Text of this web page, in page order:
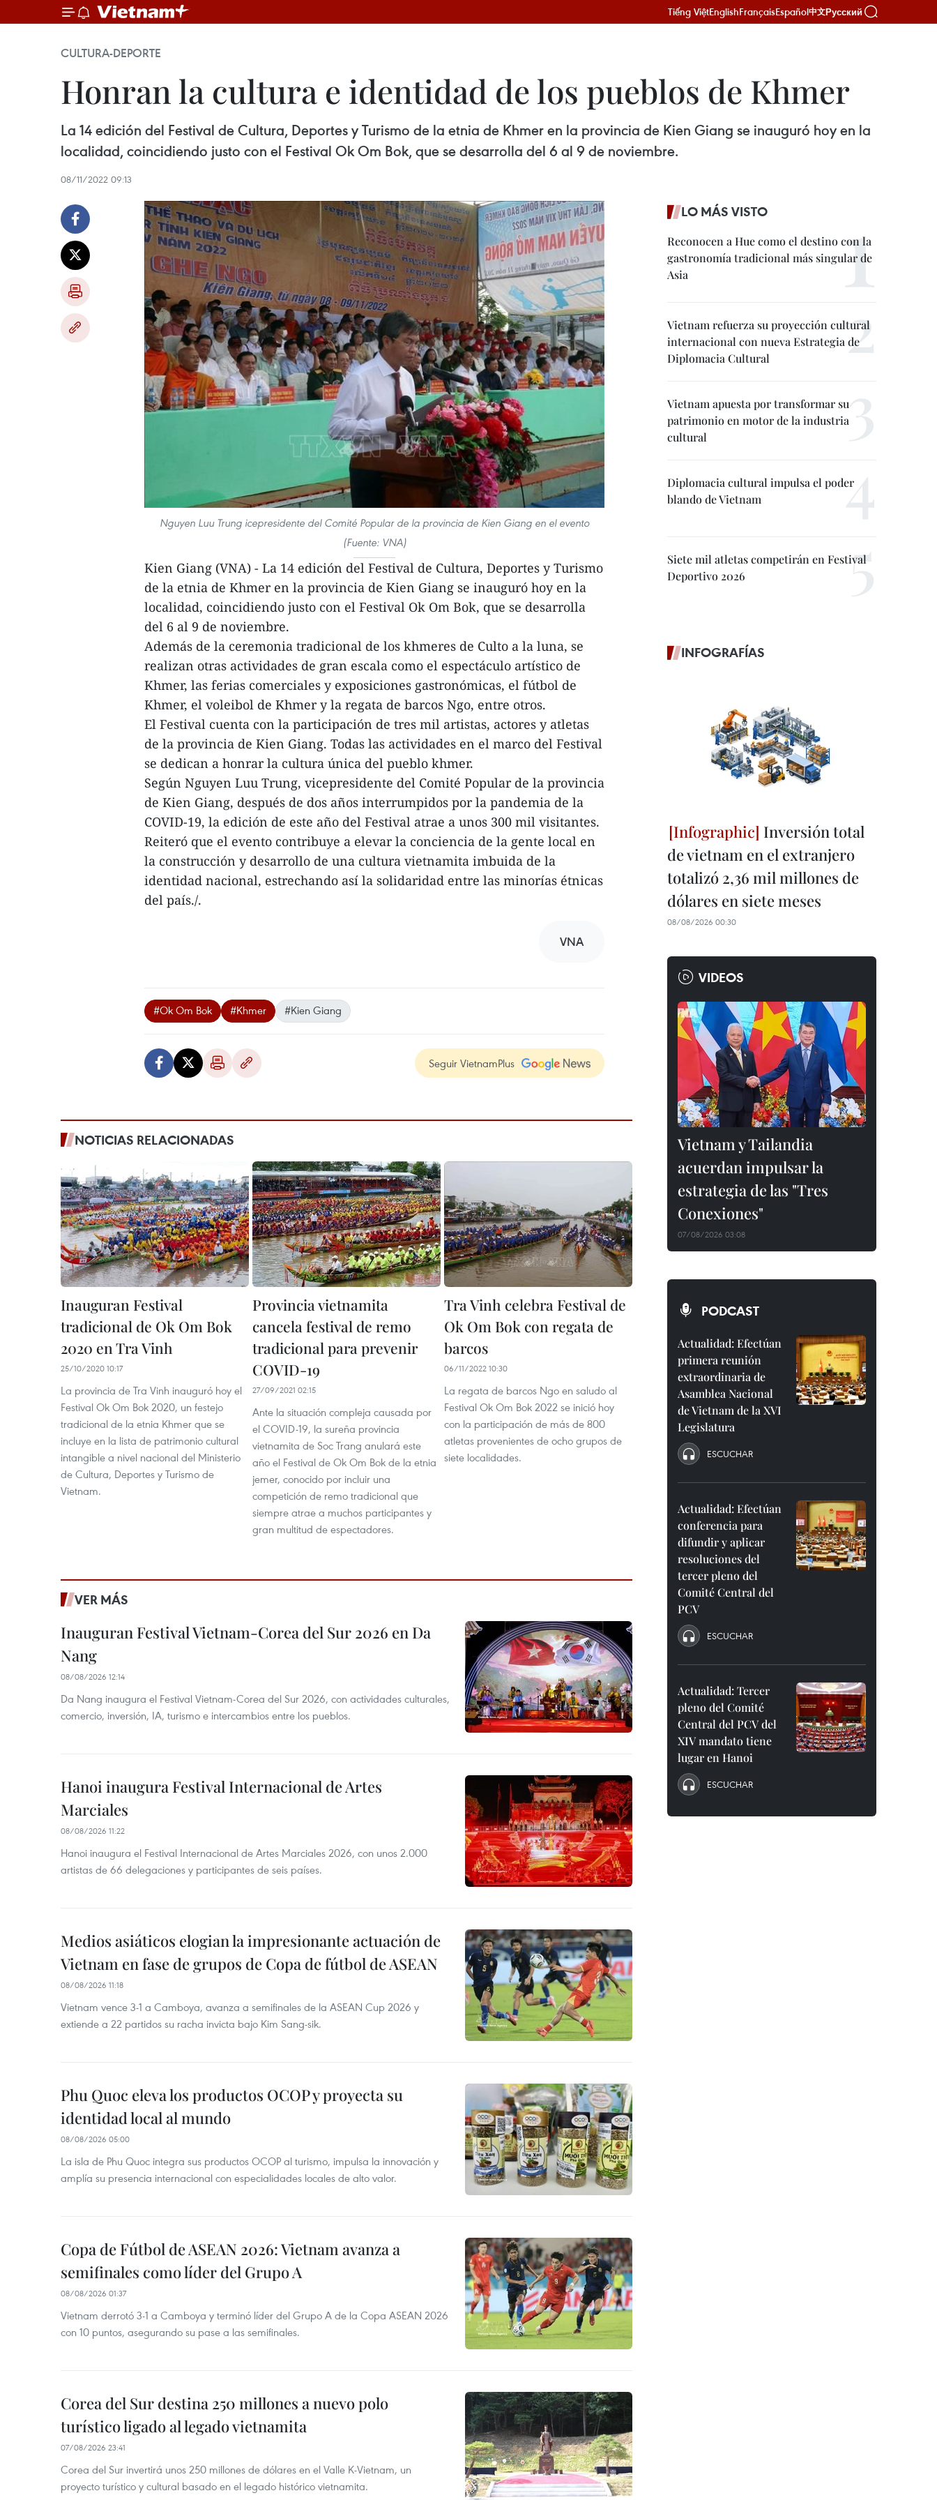
Tiếng ViệtEnglishFrançaisEspañol中文Русский
CULTURA-DEPORTE
Honran la cultura e identidad de los pueblos de Khmer
La 14 edición del Festival de Cultura, Deportes y Turismo de la etnia de Khmer en la provincia de Kien Giang se inauguró hoy en la
localidad, coincidiendo justo con el Festival Ok Om Bok, que se desarrolla del 6 al 9 de noviembre.
08/11/2022 09:13
Nguyen Luu Trung icepresidente del Comité Popular de la provincia de Kien Giang en el evento
(Fuente: VNA)
Kien Giang (VNA) - La 14 edición del Festival de Cultura, Deportes y Turismo
de la etnia de Khmer en la provincia de Kien Giang se inauguró hoy en la
localidad, coincidiendo justo con el Festival Ok Om Bok, que se desarrolla
del 6 al 9 de noviembre.
Además de la ceremonia tradicional de los khmeres de Culto a la luna, se
realizan otras actividades de gran escala como el espectáculo artístico de
Khmer, las ferias comerciales y exposiciones gastronómicas, el fútbol de
Khmer, el voleibol de Khmer y la regata de barcos Ngo, entre otros.
El Festival cuenta con la participación de tres mil artistas, actores y atletas
de la provincia de Kien Giang. Todas las actividades en el marco del Festival
se dedican a honrar la cultura única del pueblo khmer.
Según Nguyen Luu Trung, vicepresidente del Comité Popular de la provincia
de Kien Giang, después de dos años interrumpidos por la pandemia de la
COVID-19, la edición de este año del Festival atrae a unos 300 mil visitantes.
Reiteró que el evento contribuye a elevar la conciencia de la gente local en
la construcción y desarrollo de una cultura vietnamita imbuida de la
identidad nacional, estrechando así la solidaridad entre las minorías étnicas
del país./.
VNA
#Ok Om Bok #Khmer #Kien Giang
Seguir VietnamPlus
NOTICIAS RELACIONADAS
Inauguran Festival
tradicional de Ok Om Bok
2020 en Tra Vinh
25/10/2020 10:17
La provincia de Tra Vinh inauguró hoy el
Festival Ok Om Bok 2020, un festejo
tradicional de la etnia Khmer que se
incluye en la lista de patrimonio cultural
intangible a nivel nacional del Ministerio
de Cultura, Deportes y Turismo de
Vietnam.
Provincia vietnamita
cancela festival de remo
tradicional para prevenir
COVID-19
27/09/2021 02:15
Ante la situación compleja causada por
el COVID-19, la sureña provincia
vietnamita de Soc Trang anulará este
año el Festival de Ok Om Bok de la etnia
jemer, conocido por incluir una
competición de remo tradicional que
siempre atrae a muchos participantes y
gran multitud de espectadores.
Tra Vinh celebra Festival de
Ok Om Bok con regata de
barcos
06/11/2022 10:30
La regata de barcos Ngo en saludo al
Festival Ok Om Bok 2022 se inició hoy
con la participación de más de 800
atletas provenientes de ocho grupos de
siete localidades.
VER MÁS
Inauguran Festival Vietnam-Corea del Sur 2026 en Da
Nang
08/08/2026 12:14
Da Nang inaugura el Festival Vietnam-Corea del Sur 2026, con actividades culturales,
comercio, inversión, IA, turismo e intercambios entre los pueblos.
Hanoi inaugura Festival Internacional de Artes
Marciales
08/08/2026 11:22
Hanoi inaugura el Festival Internacional de Artes Marciales 2026, con unos 2.000
artistas de 66 delegaciones y participantes de seis países.
Medios asiáticos elogian la impresionante actuación de
Vietnam en fase de grupos de Copa de fútbol de ASEAN
08/08/2026 11:18
Vietnam vence 3-1 a Camboya, avanza a semifinales de la ASEAN Cup 2026 y
extiende a 22 partidos su racha invicta bajo Kim Sang-sik.
Phu Quoc eleva los productos OCOP y proyecta su
identidad local al mundo
08/08/2026 05:00
La isla de Phu Quoc integra sus productos OCOP al turismo, impulsa la innovación y
amplía su presencia internacional con especialidades locales de alto valor.
Copa de Fútbol de ASEAN 2026: Vietnam avanza a
semifinales como líder del Grupo A
08/08/2026 01:37
Vietnam derrotó 3-1 a Camboya y terminó líder del Grupo A de la Copa ASEAN 2026
con 10 puntos, asegurando su pase a las semifinales.
Corea del Sur destina 250 millones a nuevo polo
turístico ligado al legado vietnamita
07/08/2026 23:41
Corea del Sur invertirá unos 250 millones de dólares en el Valle K-Vietnam, un
proyecto turístico y cultural basado en el legado histórico vietnamita.
LO MÁS VISTO
Reconocen a Hue como el destino con la
gastronomía tradicional más singular de
Asia
Vietnam refuerza su proyección cultural
internacional con nueva Estrategia de
Diplomacia Cultural
Vietnam apuesta por transformar su
patrimonio en motor de la industria
cultural
Diplomacia cultural impulsa el poder
blando de Vietnam
Siete mil atletas competirán en Festival
Deportivo 2026
INFOGRAFÍAS
Inversión total
de vietnam en el extranjero
totalizó 2,36 mil millones de
dólares en siete meses
08/08/2026 00:30
VIDEOS
Vietnam y Tailandia
acuerdan impulsar la
estrategia de las "Tres
Conexiones"
07/08/2026 03:08
PODCAST
Actualidad: Efectúan
primera reunión
extraordinaria de
Asamblea Nacional
de Vietnam de la XVI
Legislatura
ESCUCHAR
Actualidad: Efectúan
conferencia para
difundir y aplicar
resoluciones del
tercer pleno del
Comité Central del
PCV
ESCUCHAR
Actualidad: Tercer
pleno del Comité
Central del PCV del
XIV mandato tiene
lugar en Hanoi
ESCUCHAR